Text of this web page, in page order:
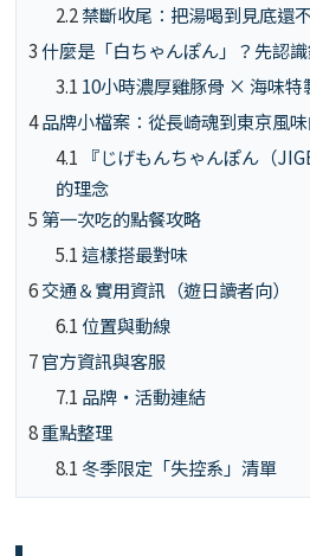
2.2禁斷收尾：把湯喝到見底還
3什麼是「白ちゃんぽん」？先認
3.1 10小時濃厚雞豚骨 × 海味特
4品牌小檔案：從長崎魂到東京風味
4.1 『じげもんちゃんぽん（
的理念
5 第一次吃的點餐攻略
5.1這樣搭最對味
6交通＆實用資訊（遊日讀者向）
6.1位置與動線
7官方資訊與客服
7.1 品牌・活動連結
8重點整理
8.1 冬季限定「失控系」清單